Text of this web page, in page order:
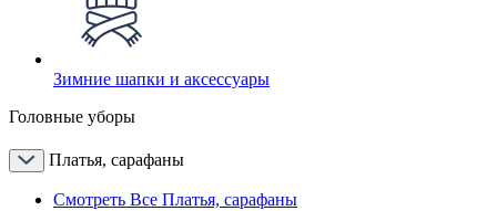
Зимние шапки и аксессуары
Головные уборы
Платья, сарафаны
Смотреть Все Платья, сарафаны